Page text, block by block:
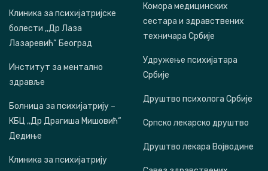
Клиника за психијатријске
болести ,,Др Лаза
Лазаревић“ Београд
Институт за ментално
здравље
Болница за психијатрију –
КБЦ ,,Др Драгиша Мишовић“
Дедиње
Клиника за психијатрију
Комора медицинских
сестара и здравствених
техничара Србије
Удружење психијатара
Србије
Друштво психолога Србије
Српско лекарско друштво
Друштво лекара Војводине